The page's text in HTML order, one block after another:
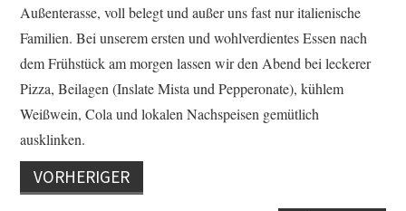
Außenterasse, voll belegt und außer uns fast nur italienische
Familien. Bei unserem ersten und wohlverdientes Essen nach
dem Frühstück am morgen lassen wir den Abend bei leckerer
Pizza, Beilagen (Inslate Mista und Pepperonate), kühlem
Weißwein, Cola und lokalen Nachspeisen gemütlich
ausklinken.
VORHERIGER